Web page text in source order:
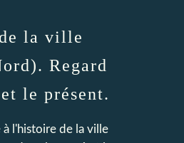
la ville
Regard
le présent.
l'histoire de la ville